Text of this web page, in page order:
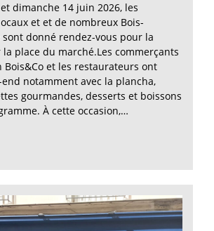
dimanche 14 juin 2026, les
et et de nombreux Bois-
sont donné rendez-vous pour la
place du marché.Les commerçants
Bois&Co et les restaurateurs ont
notamment avec la plancha,
gourmandes, desserts et boissons
À cette occasion,…